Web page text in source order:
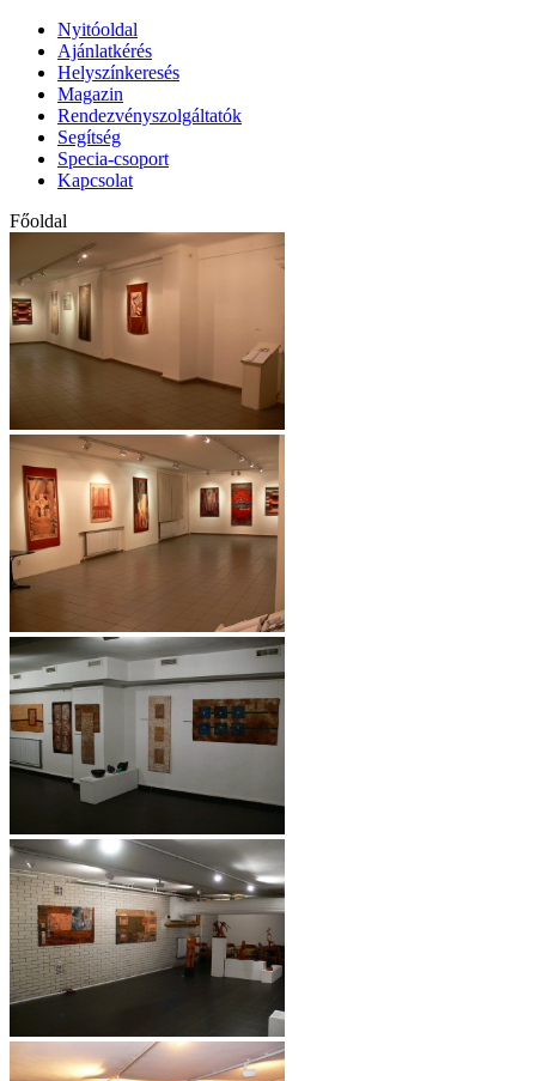
Nyitóoldal
Ajánlatkérés
Helyszínkeresés
Magazin
Rendezvényszolgáltatók
Segítség
Specia-csoport
Kapcsolat
Főoldal